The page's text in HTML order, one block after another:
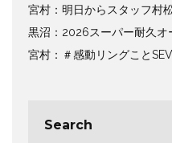
宮村：明日からスタッフ村
黒沼：2026スーパー耐久
宮村：＃感動リングこと